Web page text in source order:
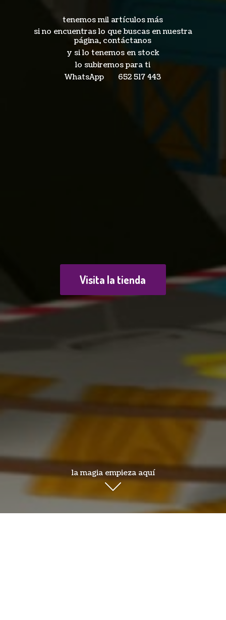
tenemos mil artículos más
si no encuentras lo que buscas en nuestra
página, contáctanos
y si lo tenemos en stock
lo subiremos para ti
WhatsApp 652517 443
Visita la tienda
la magia empieza aquí